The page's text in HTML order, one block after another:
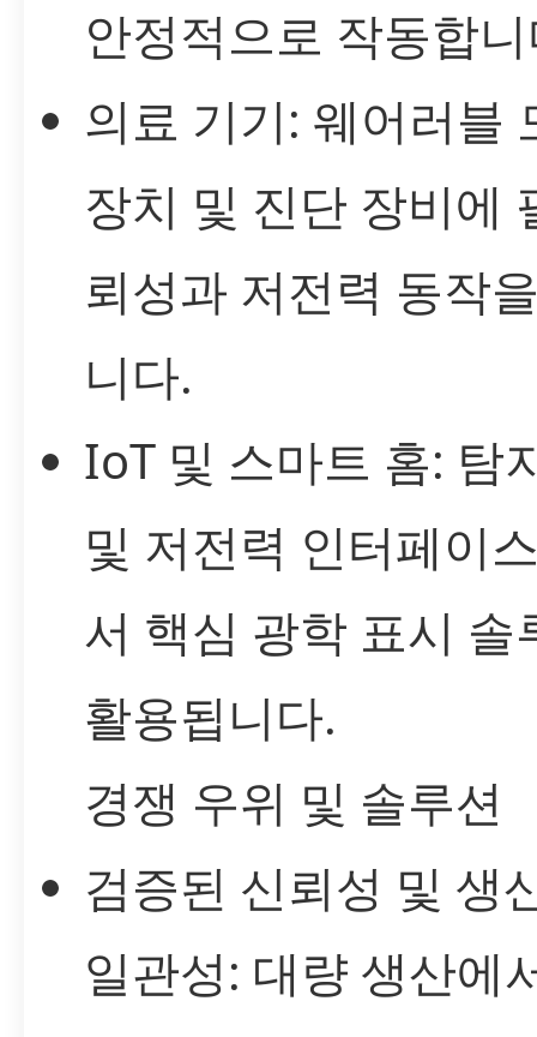
안정적으로 작동합
의료 기기: 웨어러블
장치 및 진단 장비에
뢰성과 저전력 동작
니다.
IoT 및 스마트 홈: 탐
및 저전력 인터페이
서 핵심 광학 표시 솔
활용됩니다.
경쟁 우위 및 솔루션
검증된 신뢰성 및 생
일관성: 대량 생산에